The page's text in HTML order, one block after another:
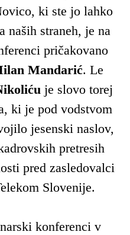
ki ste jo lahko
naših straneh, je na
pričakovano
Mandarić. Le
je slovo torej
ki je pod vodstvom
jesenski naslov,
pretresih
pred zasledovalci
Slovenije.
konferenci v